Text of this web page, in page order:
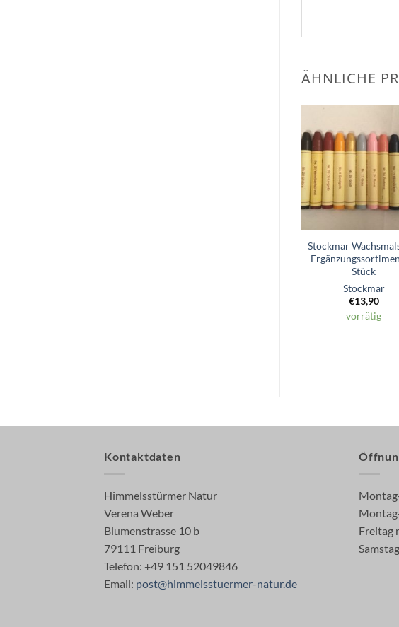
ÄHNLICHE
Zum
Stockmar
Stück
Stockmar
€13,90
vorrätig
Kontaktdaten
Himmelsstürmer Natur
Verena Weber
Blumenstrasse 10 b
79111 Freiburg
Telefon: +49 151 52049846
Email: post@himmelsstuermer-natur.de
Freitag